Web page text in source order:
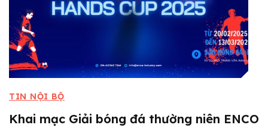
TIN NỘI BỘ
Khai mạc Giải bóng đá thường niên ENCO